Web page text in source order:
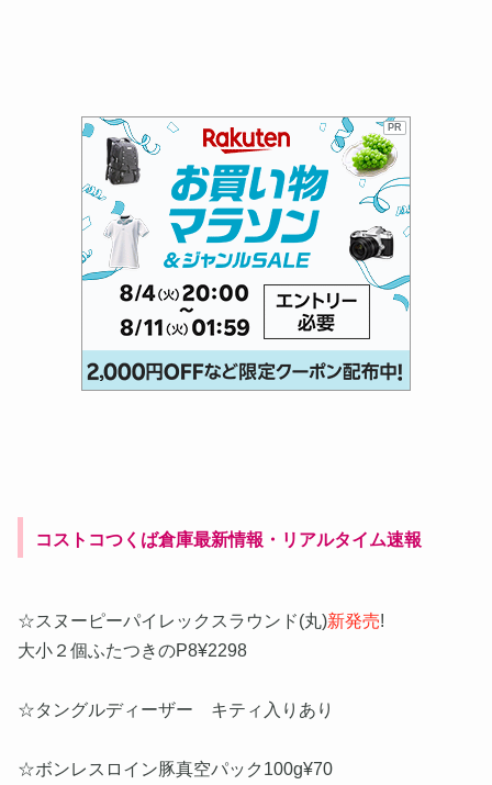
PR
コストコつくば倉庫最新情報・リアルタイム速報
☆スヌーピーパイレックスラウンド(丸)新発売!
大小２個ふたつきのP8¥2298
☆タングルディーザー キティ入りあり
☆ボンレスロイン豚真空パック100g¥70